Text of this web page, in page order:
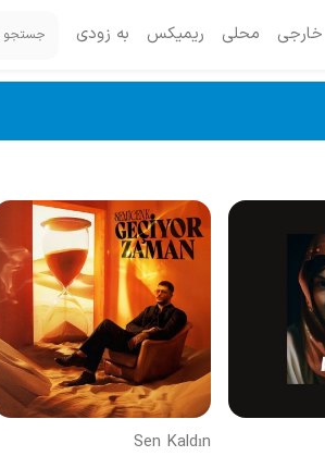
خارجی محلی ریمیکس به زودی
Sen Kaldın